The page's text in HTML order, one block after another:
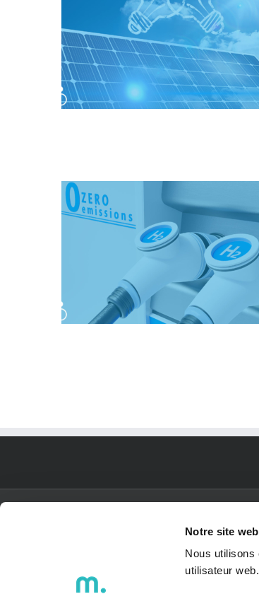
Notre site
Nous utilisons
utilisateur
mondiaux de l’éolien en mer
4 technologies pour booster
part du solaire dans le mix
énergétique !
Qui sommes-nous ?